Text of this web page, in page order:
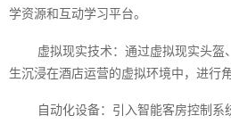
学资源和互动学习平台。
虚拟现实技术：通过虚拟现实头
生沉浸在酒店运营的虚拟环境中，进行
自动化设备：引入智能客房控制